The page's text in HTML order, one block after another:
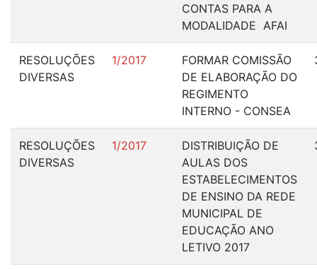
CONTAS PARA A
MODALIDADE AFAI
RESOLUÇÕES
DIVERSAS
1/2017
FORMAR COMISSÃO
DE ELABORAÇÃO DO
REGIMENTO
INTERNO - CONSEA
RESOLUÇÕES
DIVERSAS
1/2017
DISTRIBUIÇÃO DE
AULAS DOS
ESTABELECIMENTOS
DE ENSINO DA REDE
MUNICIPAL DE
EDUCAÇÃO ANO
LETIVO 2017